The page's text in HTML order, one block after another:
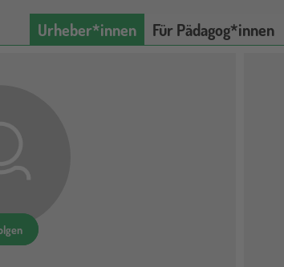
Urheber*innen Für Pädagog*innen